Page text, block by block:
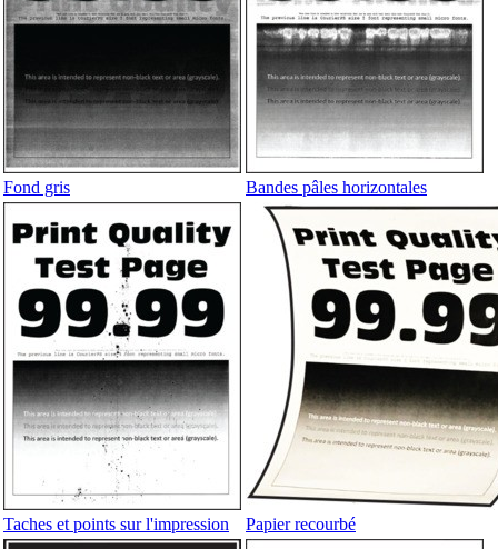
Fond gris Bandes pâles horizontales
Taches et points sur l'impression Papier recourbé